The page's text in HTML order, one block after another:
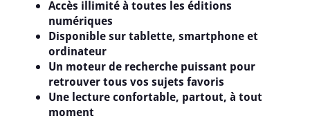
Accès illimité à toutes les éditions
numériques
Disponible sur tablette, smartphone et
ordinateur
Un moteur de recherche puissant pour
retrouver tous vos sujets favoris
Une lecture confortable, partout, à tout
moment